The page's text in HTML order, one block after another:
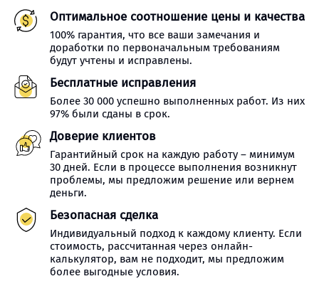
Оптимальное соотношение цены и качества
100% гарантия, что все ваши замечания и
доработки по первоначальным требованиям
будут учтены и исправлены.
Бесплатные исправления
Более 30 000 успешно выполненных работ. Из них
97% были сданы в срок.
Доверие клиентов
Гарантийный срок на каждую работу – минимум
30 дней. Если в процессе выполнения возникнут
проблемы, мы предложим решение или вернем
деньги.
Безопасная сделка
Индивидуальный подход к каждому клиенту. Если
стоимость, рассчитанная через онлайн-
калькулятор, вам не подходит, мы предложим
более выгодные условия.